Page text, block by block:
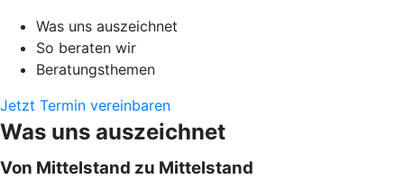
Was uns auszeichnet
So beraten wir
Beratungsthemen
Jetzt Termin vereinbaren
Was uns auszeichnet
Von Mittelstand zu Mittelstand